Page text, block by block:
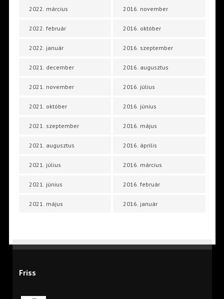
2022. március
2022. február
2022. január
2021. december
2021. november
2021. október
2021. szeptember
2021. augusztus
2021. július
2021. június
2021. május
2016. november
2016. október
2016. szeptember
2016. augusztus
2016. július
2016. június
2016. május
2016. április
2016. március
2016. február
2016. január
Friss